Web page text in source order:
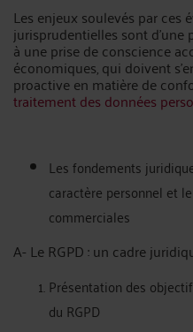
Les enjeux soulevés par
jurisprudentielles sont
à une prise de conscience
économiques, qui doivent
proactive en matière de
traitement des données
Les fondements
caractère personnel et
commerciales
A- Le RGPD : un cadre
Présentation des
du RGPD